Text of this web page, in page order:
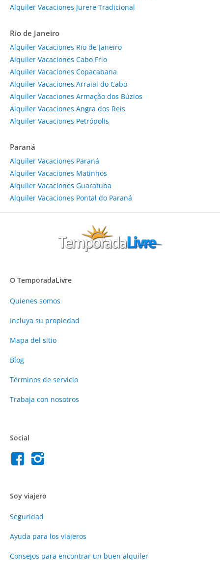
Alquiler Vacaciones Jurere Tradicional
Rio de Janeiro
Alquiler Vacaciones Rio de Janeiro
Alquiler Vacaciones Cabo Frio
Alquiler Vacaciones Copacabana
Alquiler Vacaciones Arraial do Cabo
Alquiler Vacaciones Armação dos Búzios
Alquiler Vacaciones Angra dos Reis
Alquiler Vacaciones Petrópolis
Paraná
Alquiler Vacaciones Paraná
Alquiler Vacaciones Matinhos
Alquiler Vacaciones Guaratuba
Alquiler Vacaciones Pontal do Paraná
O TemporadaLivre
Quienes somos
Incluya su propiedad
Mapa del sitio
Blog
Términos de servicio
Trabaja con nosotros
Social
Soy viajero
Seguridad
Ayuda para los viajeros
Consejos para encontrar un buen alquiler